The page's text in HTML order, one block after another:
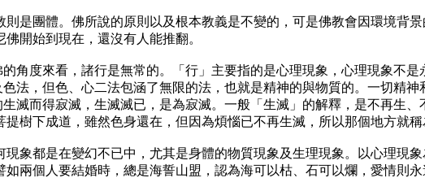
團體。佛所說的原則以及根本教義是不變的，可是佛教會因環境背
開始到現在，還沒有人能推翻。
度來看，諸行是無常的。「行」主要指的是心理現象，心理現象不是
法，但色、心二法包涵了無限的法，也就是精神的與物質的。一切精神
滅而得寂滅，生滅滅已，是為寂滅。一般「生滅」的解釋，是不再生
樹下成道，雖然色身還在，但因為煩惱已不再生滅，所以那個地方就稱
都是在變幻不已中，尤其是身體的物質現象及生理現象。以心理現
兩個人要結婚時，總是海誓山盟，認為海可以枯、石可以爛，愛情則